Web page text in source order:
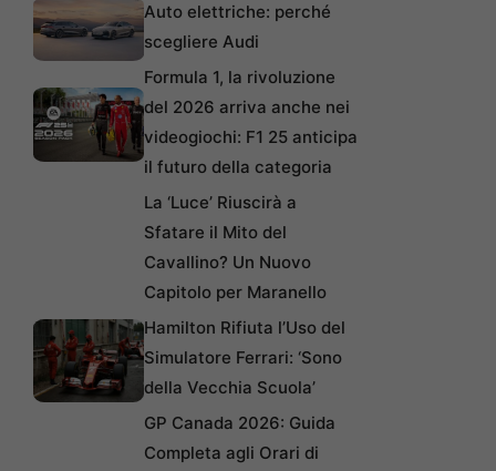
Auto elettriche: perché
scegliere Audi
Formula 1, la rivoluzione
del 2026 arriva anche nei
videogiochi: F1 25 anticipa
il futuro della categoria
La ‘Luce’ Riuscirà a
Sfatare il Mito del
Cavallino? Un Nuovo
Capitolo per Maranello
Hamilton Rifiuta l’Uso del
Simulatore Ferrari: ‘Sono
della Vecchia Scuola’
GP Canada 2026: Guida
Completa agli Orari di